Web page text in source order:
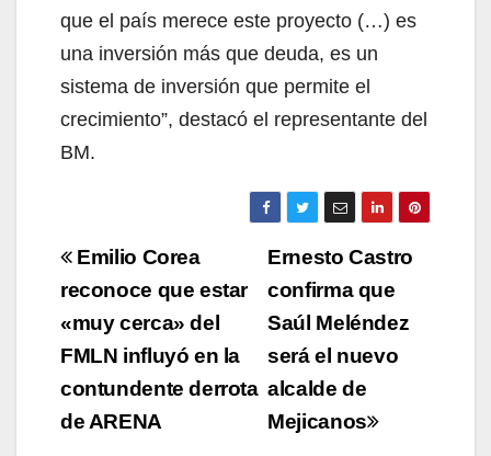
que el país merece este proyecto (…) es
una inversión más que deuda, es un
sistema de inversión que permite el
crecimiento”, destacó el representante del
BM.
Navegación
de
entradas
Ernesto Castro
confirma que
Saúl Meléndez
será el nuevo
alcalde de
Mejicanos
Emilio Corea
reconoce que estar
«muy cerca» del
FMLN influyó en la
contundente derrota
de ARENA